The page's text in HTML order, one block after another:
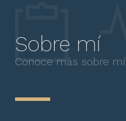
Sobre mí
Conoce más sobre mí